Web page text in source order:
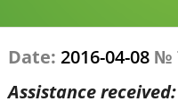
Date: 2016-04-08 №
Assistance